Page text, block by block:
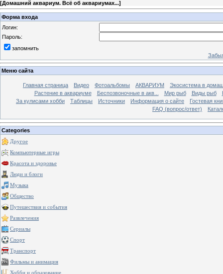
[Домашний аквариум. Всё об аквариумах...]
Форма входа
Логин:
Пароль:
запомнить
Меню сайта
Главная страница Видео Фотоальбомы АКВАРИУМ
Экосистема в
Растение в аквариуме
Беспозвоночные в акв... Мир рыб Виды рыб
За кулисами хобби
Таблицы Источники Информация о сайте
Гостевая
FAQ (вопрос/ответ)
Categories
Другое
Компьютерные игры
Красота и здоровье
Люди и блоги
Музыка
Общество
Путешествия и события
Развлечения
Сериалы
Спорт
Транспорт
Фильмы и анимация
Хобби и образование